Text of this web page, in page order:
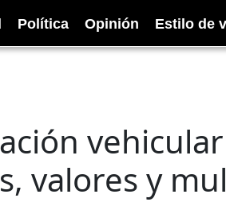
Política Opinión Estilo de
valores y